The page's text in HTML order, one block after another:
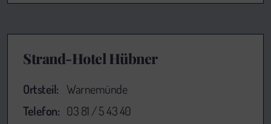
Strand-Hotel Hübner
Ortsteil: Warnemünde
Telefon: 03 81 / 5 43 40